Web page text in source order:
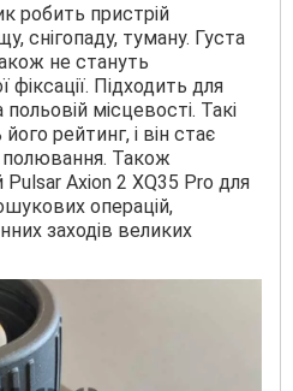
робить пристрій
снігопаду, туману. Густа
не стануть
Підходить для
польовій місцевості. Такі
рейтинг, і він стає
полювання. Також
Axion 2 XQ35 Pro для
операцій,
заходів великих